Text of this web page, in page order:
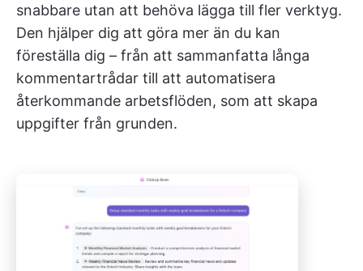
snabbare utan att behöva lägga till fler verktyg.
Den hjälper dig att göra mer än du kan
föreställa dig – från att sammanfatta långa
kommentartrådar till att automatisera
återkommande arbetsflöden, som att skapa
uppgifter från grunden.